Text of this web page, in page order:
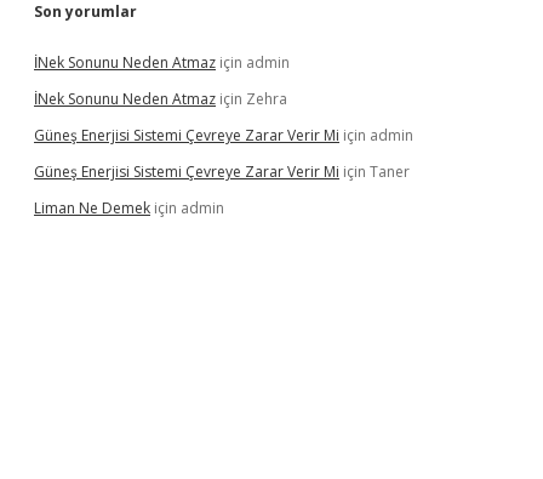
Son yorumlar
İNek Sonunu Neden Atmaz için admin
İNek Sonunu Neden Atmaz için Zehra
Güneş Enerjisi Sistemi Çevreye Zarar Verir Mi için admin
Güneş Enerjisi Sistemi Çevreye Zarar Verir Mi için Taner
Liman Ne Demek için admin